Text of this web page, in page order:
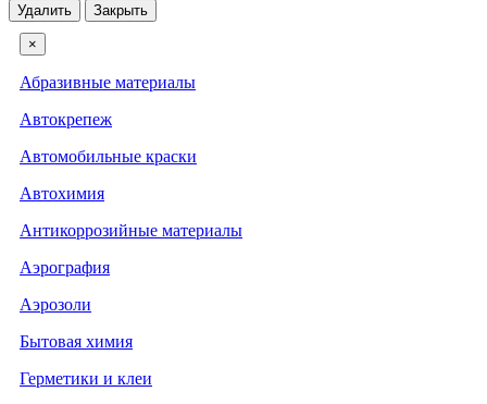
Удалить Закрыть
×
Абразивные материалы
Автокрепеж
Автомобильные краски
Автохимия
Антикоррозийные материалы
Аэрография
Аэрозоли
Бытовая химия
Герметики и клеи